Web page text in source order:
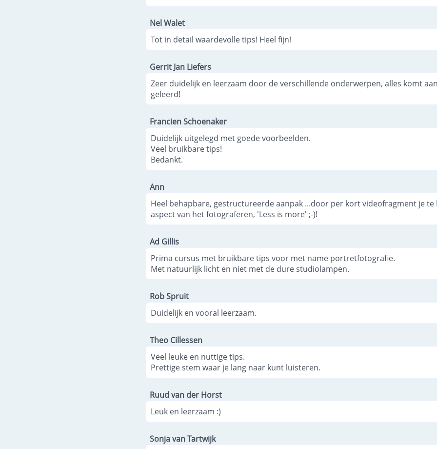
Nel Walet
Tot in detail waardevolle tips! Heel fijn!
Gerrit Jan Liefers
Zeer duidelijk en leerzaam door de verschillende onderwerpen, alles komt
geleerd!
Francien Schoenaker
Duidelijk uitgelegd met goede voorbeelden.
Veel bruikbare tips!
Bedankt.
Ann
Heel behapbare, gestructureerde aanpak ...door per kort videofragment je te
aspect van het fotograferen, 'Less is more' ;-)!
Ad Gillis
Prima cursus met bruikbare tips voor met name portretfotografie.
Met natuurlijk licht en niet met de dure studiolampen.
Rob Spruit
Duidelijk en vooral leerzaam.
Theo Cillessen
Veel leuke en nuttige tips.
Prettige stem waar je lang naar kunt luisteren.
Ruud van der Horst
Leuk en leerzaam :)
Sonja van Tartwijk